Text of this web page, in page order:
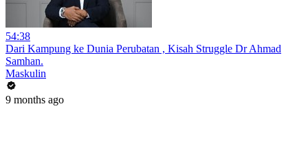
54:38
Dari Kampung ke Dunia Perubatan , Kisah Struggle Dr Ahmad
Samhan.
Maskulin
9 months ago